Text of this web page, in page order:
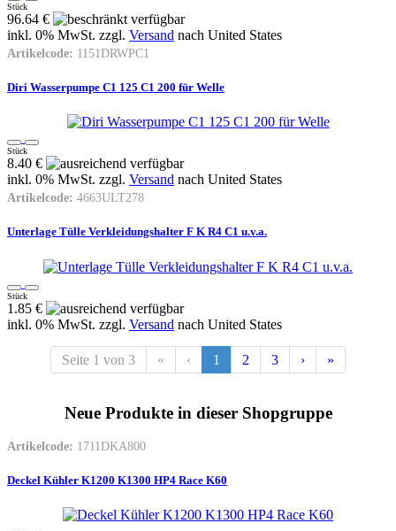
Stück
96.64 €
inkl. 0% MwSt. zzgl. Versand nach United States
Artikelcode: 1151DRWPC1
Diri Wasserpumpe C1 125 C1 200 für Welle
Stück
8.40 €
inkl. 0% MwSt. zzgl. Versand nach United States
Artikelcode: 4663ULT278
Unterlage Tülle Verkleidungshalter F K R4 C1 u.v.a.
Stück
1.85 €
inkl. 0% MwSt. zzgl. Versand nach United States
Seite 1 von 3 « ‹ 1 2 3 › »
Neue Produkte in dieser Shopgruppe
Artikelcode: 1711DKA800
Deckel Kühler K1200 K1300 HP4 Race K60